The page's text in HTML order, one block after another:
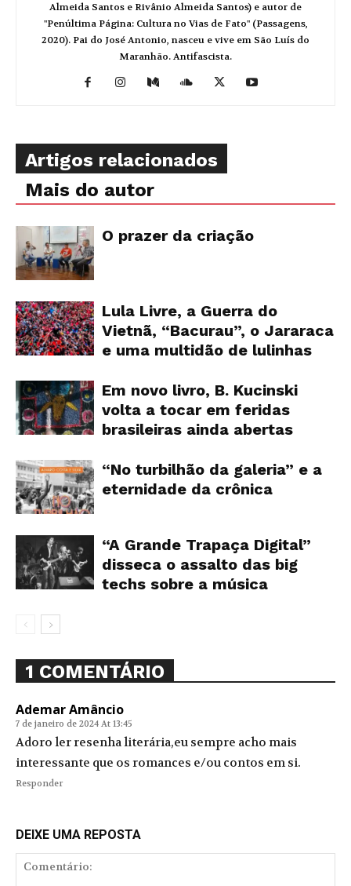
Almeida Santos e Rivânio Almeida Santos) e autor de
"Penúltima Página: Cultura no Vias de Fato" (Passagens,
2020). Pai do José Antonio, nasceu e vive em São Luís do
Maranhão. Antifascista.
Artigos relacionados
Mais do autor
O prazer da criação
Lula Livre, a Guerra do
Vietnã, “Bacurau”, o Jararaca
e uma multidão de lulinhas
Em novo livro, B. Kucinski
volta a tocar em feridas
brasileiras ainda abertas
“No turbilhão da galeria” e a
eternidade da crônica
“A Grande Trapaça Digital”
disseca o assalto das big
techs sobre a música
1 COMENTÁRIO
Ademar Amâncio
7 de janeiro de 2024 At 13:45
Adoro ler resenha literária,eu sempre acho mais
interessante que os romances e/ou contos em si.
Responder
DEIXE UMA REPOSTA